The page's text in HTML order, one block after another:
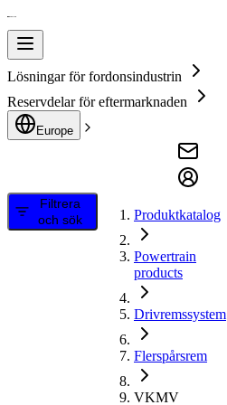
Lösningar för fordonsindustrin
Reservdelar för eftermarknaden
Europe
Filtrera
och sök
Produktkatalog
Powertrain
products
Drivremssystem
Flerspårsrem
VKMV